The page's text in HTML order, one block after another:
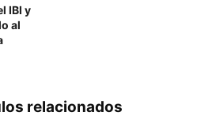
IBI y
al
relacionados